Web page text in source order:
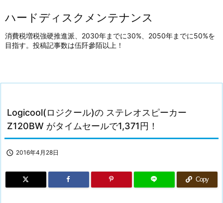
ハードディスクメンテナンス
消費税増税強硬推進派、2030年までに30%、2050年までに50%を
目指す。投稿記事数は伍阡參陌以上！
Logicool(ロジクール)の ステレオスピーカー
Z120BW がタイムセールで1,371円！
 2016年4月28日
Copy